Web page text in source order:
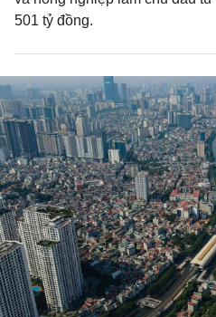
501 tỷ đồng.